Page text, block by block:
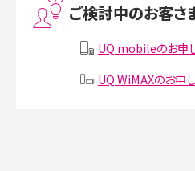
Instagram（インスタグラム）でスクショす
SMSとは？料金やできること、注意点や届
ご検討中のお客さ
UQ mobileのお申
UQ WiMAXのお申